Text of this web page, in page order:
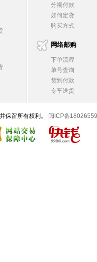
分期付款
如何定货
购买方式
网络邮购
下单流程
单号查询
货到付款
专车送货
保留所有权利。 闽ICP备